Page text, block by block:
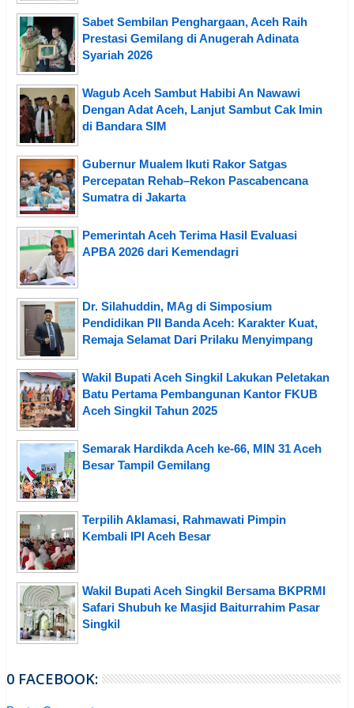
Sabet Sembilan Penghargaan, Aceh Raih
Prestasi Gemilang di Anugerah Adinata
Syariah 2026
Wagub Aceh Sambut Habibi An Nawawi
Dengan Adat Aceh, Lanjut Sambut Cak Imin
di Bandara SIM
Gubernur Mualem Ikuti Rakor Satgas
Percepatan Rehab–Rekon Pascabencana
Sumatra di Jakarta
Pemerintah Aceh Terima Hasil Evaluasi
APBA 2026 dari Kemendagri
Dr. Silahuddin, MAg di Simposium
Pendidikan PII Banda Aceh: Karakter Kuat,
Remaja Selamat Dari Prilaku Menyimpang
Wakil Bupati Aceh Singkil Lakukan Peletakan
Batu Pertama Pembangunan Kantor FKUB
Aceh Singkil Tahun 2025
Semarak Hardikda Aceh ke-66, MIN 31 Aceh
Besar Tampil Gemilang
Terpilih Aklamasi, Rahmawati Pimpin
Kembali IPI Aceh Besar
Wakil Bupati Aceh Singkil Bersama BKPRMI
Safari Shubuh ke Masjid Baiturrahim Pasar
Singkil
0 FACEBOOK: